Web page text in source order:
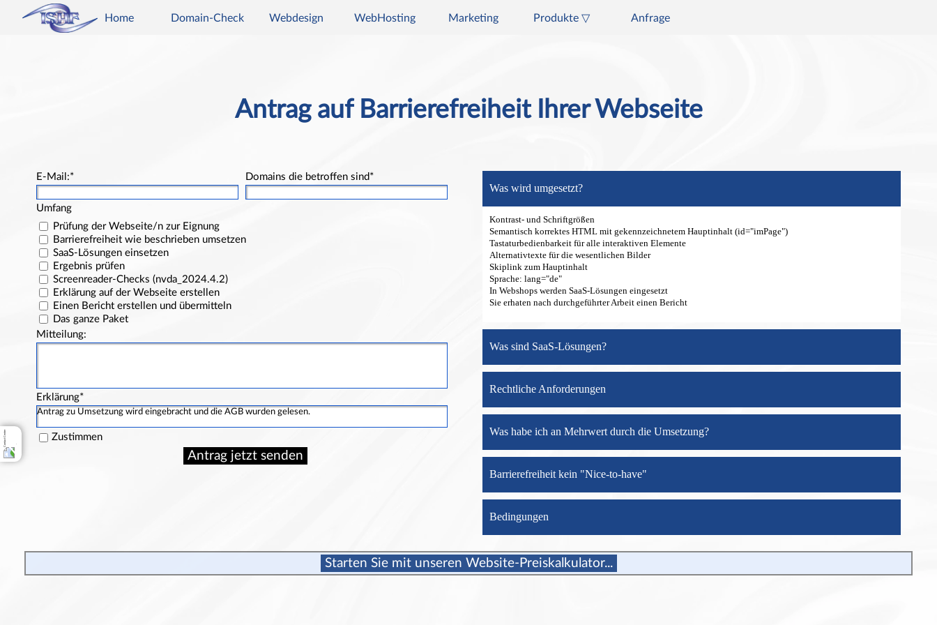
Direkt zum Seiteninhalt
Menü überspringen
Home Domain-Check Webdesign WebHosting Marketing Produkte ▽ ▼
Anfrage
Antrag auf Barrierefreiheit Ihrer Webseite
Was wird umgesetzt?
Kontrast- und Schriftgrößen
Semantisch korrektes HTML mit gekennzeichnetem Hauptinhalt (id="imPage")
Tastaturbedienbarkeit für alle interaktiven Elemente
Alternativtexte für die wesentlichen Bilder
Skiplink zum Hauptinhalt
Sprache: lang="de"
In Webshops werden SaaS-Lösungen eingesetzt
Sie erhaten nach durchgeführter Arbeit einen Bericht
Was sind SaaS-Lösungen?
Rechtliche Anforderungen
Was habe ich an Mehrwert durch die Umsetzung?
Barrierefreiheit kein "Nice-to-have"
Bedingungen
E-Mail:* Domains die betroffen sind*
Umfang
Prüfung der Webseite/n zur Eignung
Barrierefreiheit wie beschrieben umsetzen
SaaS-Lösungen einsetzen
Ergebnis prüfen
Screenreader-Checks (nvda_2024.4.2)
Erklärung auf der Webseite erstellen
Einen Bericht erstellen und übermitteln
Das ganze Paket
Mitteilung:
Erklärung*
Antrag zu Umsetzung wird eingebracht und die AGB wurden gelesen.
Zustimmen
Starten Sie mit unseren Website-Preiskalkulator...